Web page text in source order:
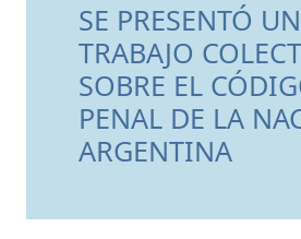
SE PRESENTÓ
TRABAJO
SOBRE EL
PENAL DE LA
ARGENTINA